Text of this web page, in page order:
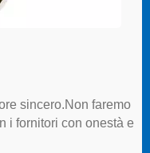
sincero.Non faremo
i fornitori con onestà e